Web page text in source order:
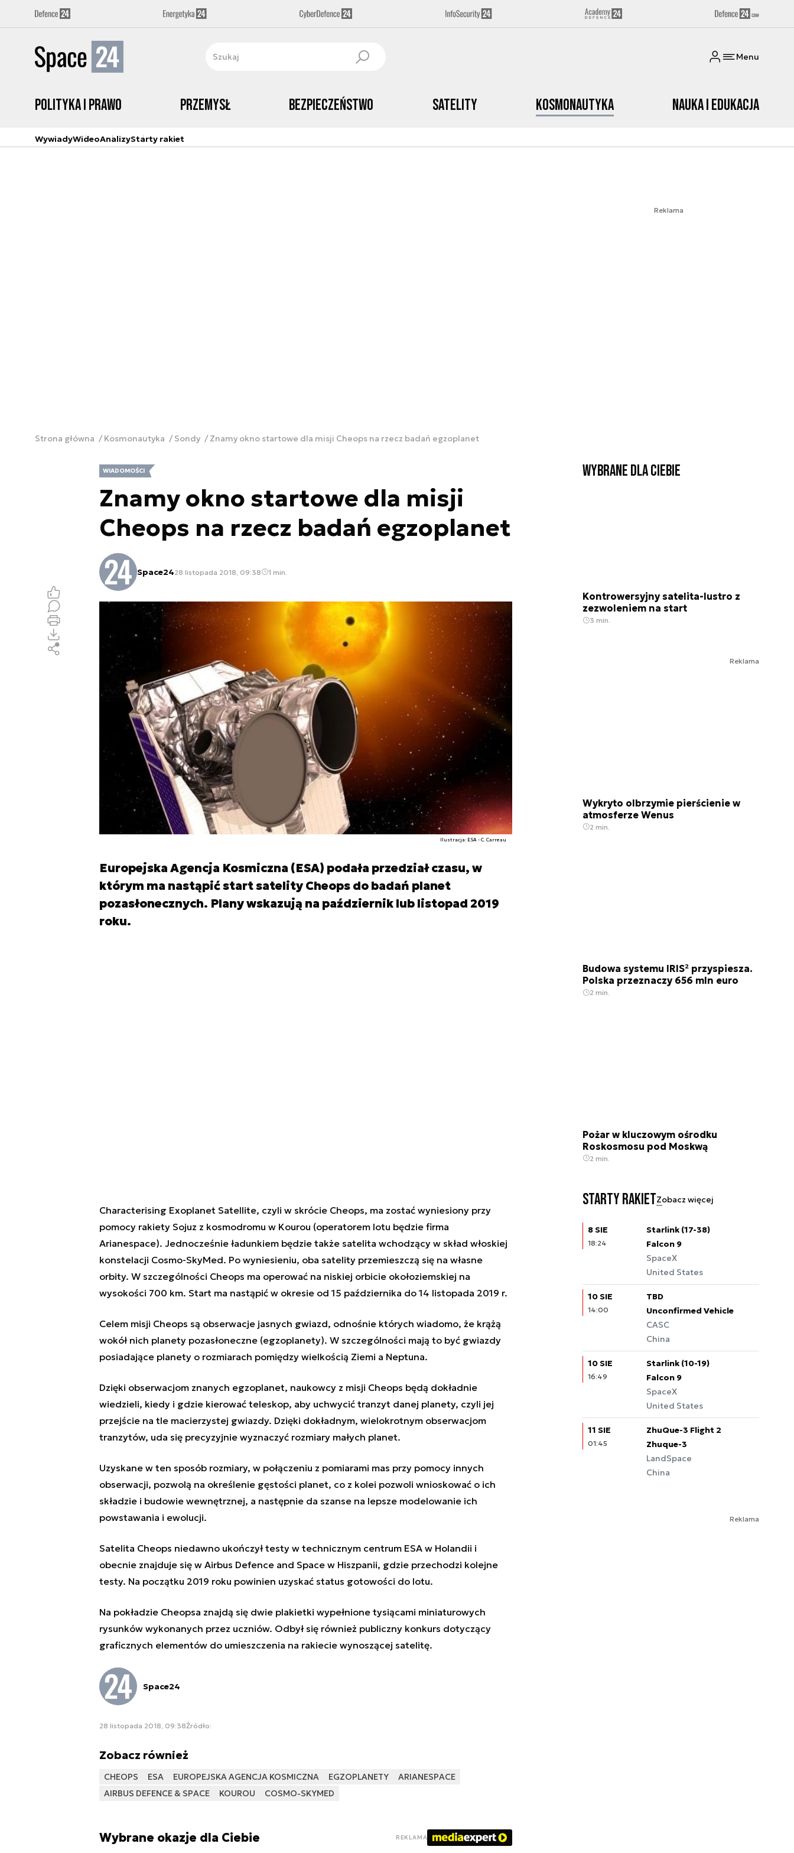
Menu
Polityka i prawo Przemysł Bezpieczeństwo Satelity Kosmonautyka Nauka i edukacja
WywiadyWideoAnalizyStarty rakiet
Reklama
Strona główna Kosmonautyka Sondy Znamy okno startowe dla misji Cheops na rzecz badań egzoplanet
WIADOMOŚCI
Znamy okno startowe dla misji
Cheops na rzecz badań egzoplanet
Space2428 listopada 2018, 09:38 1 min.
Ilustracja: ESA - C. Carreau
Europejska Agencja Kosmiczna (ESA) podała przedział czasu, w
którym ma nastąpić start satelity Cheops do badań planet
pozasłonecznych. Plany wskazują na październik lub listopad 2019
roku.
Characterising Exoplanet Satellite, czyli w skrócie Cheops, ma zostać wyniesiony przy
pomocy rakiety Sojuz z kosmodromu w Kourou (operatorem lotu będzie firma
Arianespace). Jednocześnie ładunkiem będzie także satelita wchodzący w skład włoskiej
konstelacji Cosmo-SkyMed. Po wyniesieniu, oba satelity przemieszczą się na własne
orbity. W szczególności Cheops ma operować na niskiej orbicie okołoziemskiej na
wysokości 700 km. Start ma nastąpić w okresie od 15 października do 14 listopada 2019 r.
Celem misji Cheops są obserwacje jasnych gwiazd, odnośnie których wiadomo, że krążą
wokół nich planety pozasłoneczne (egzoplanety). W szczególności mają to być gwiazdy
posiadające planety o rozmiarach pomiędzy wielkością Ziemi a Neptuna.
Dzięki obserwacjom znanych egzoplanet, naukowcy z misji Cheops będą dokładnie
wiedzieli, kiedy i gdzie kierować teleskop, aby uchwycić tranzyt danej planety, czyli jej
przejście na tle macierzystej gwiazdy. Dzięki dokładnym, wielokrotnym obserwacjom
tranzytów, uda się precyzyjnie wyznaczyć rozmiary małych planet.
Uzyskane w ten sposób rozmiary, w połączeniu z pomiarami mas przy pomocy innych
obserwacji, pozwolą na określenie gęstości planet, co z kolei pozwoli wnioskować o ich
składzie i budowie wewnętrznej, a następnie da szanse na lepsze modelowanie ich
powstawania i ewolucji.
Satelita Cheops niedawno ukończył testy w technicznym centrum ESA w Holandii i
obecnie znajduje się w Airbus Defence and Space w Hiszpanii, gdzie przechodzi kolejne
testy. Na początku 2019 roku powinien uzyskać status gotowości do lotu.
Na pokładzie Cheopsa znajdą się dwie plakietki wypełnione tysiącami miniaturowych
rysunków wykonanych przez uczniów. Odbył się również publiczny konkurs dotyczący
graficznych elementów do umieszczenia na rakiecie wynoszącej satelitę.
Space24
28 listopada 2018, 09:38Źródło:
Zobacz również
CHEOPS ESA EUROPEJSKA AGENCJA KOSMICZNA EGZOPLANETY
ARIANESPACE
AIRBUS DEFENCE & SPACE
KOUROU COSMO-SKYMED
Wybrane okazje dla Ciebie REKLAMA
Wybrane dla Ciebie
Kontrowersyjny satelita-lustro z
zezwoleniem na start
3 min.
Reklama
Wykryto olbrzymie pierścienie w
atmosferze Wenus
2 min.
Budowa systemu IRIS² przyspiesza.
Polska przeznaczy 656 mln euro
2 min.
Pożar w kluczowym ośrodku
Roskosmosu pod Moskwą
2 min.
Starty rakietZobacz więcej
8 SIE
18:24
Starlink (17-38)
Falcon 9
SpaceX
United States
10 SIE
14:00
TBD
Unconfirmed Vehicle
CASC
China
10 SIE
16:49
Starlink (10-19)
Falcon 9
SpaceX
United States
11 SIE
01:45
ZhuQue-3 Flight 2
Zhuque-3
LandSpace
China
Reklama